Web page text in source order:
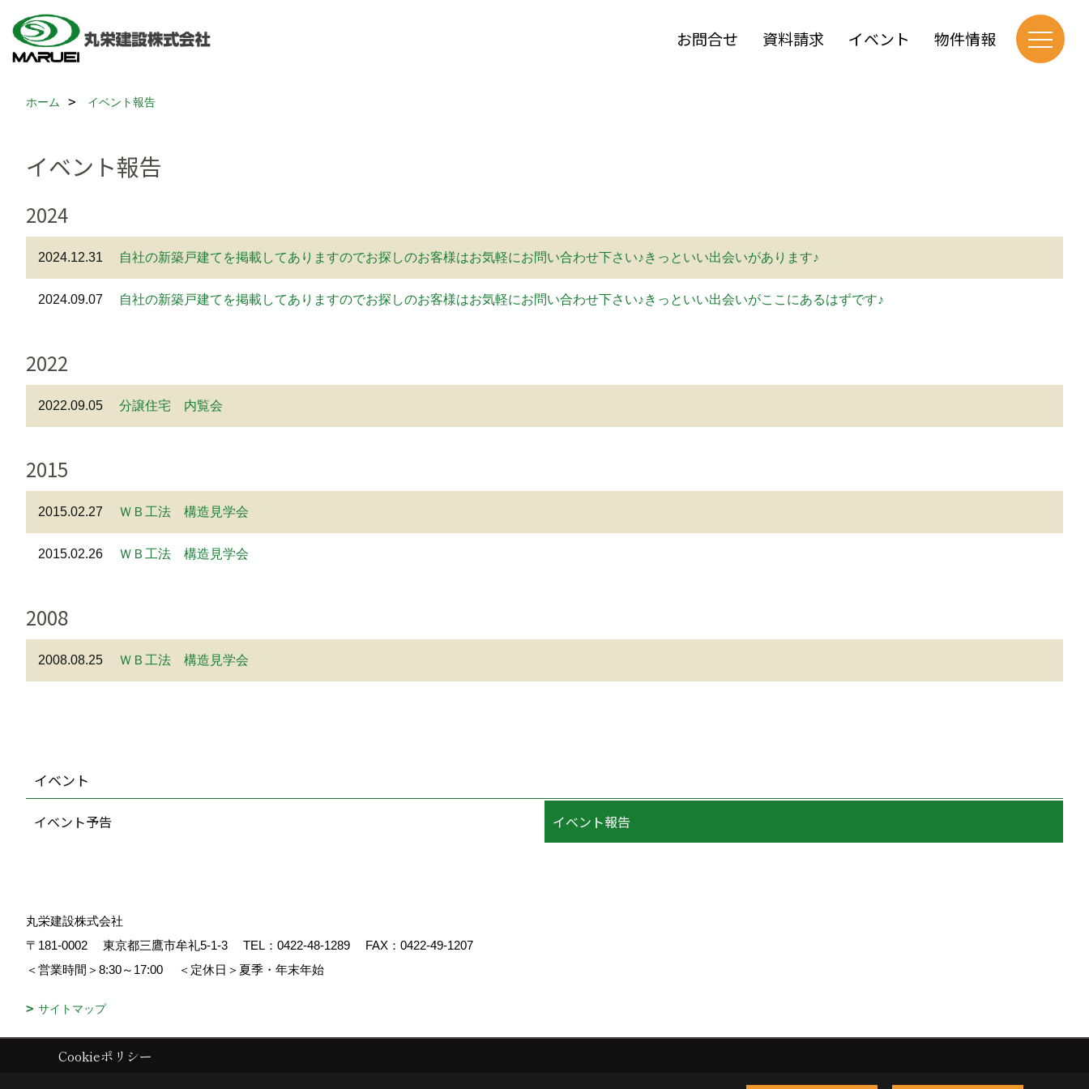
お問合せ 資料請求 イベント 物件情報
ホーム イベント報告
イベント報告
2024
2024.12.31 自社の新築戸建てを掲載してありますのでお探しのお客様はお気軽にお問い合わせ下さい♪きっといい出会いがあります♪
2024.09.07 自社の新築戸建てを掲載してありますのでお探しのお客様はお気軽にお問い合わせ下さい♪きっといい出会いがここにあるはずです♪
2022
2022.09.05 分譲住宅 内覧会
2015
2015.02.27 ＷＢ工法 構造見学会
2015.02.26 ＷＢ工法 構造見学会
2008
2008.08.25 ＷＢ工法 構造見学会
イベント
イベント予告 イベント報告
丸栄建設株式会社
〒181-0002
東京都三鷹市牟礼5-1-3 TEL： 0422-48-1289
FAX：0422-49-1207
＜営業時間＞8:30～17:00
＜定休日＞夏季・年末年始
サイトマップ
Copyright (c) 丸栄建設. All Rights Reserved.
Cookieポリシー